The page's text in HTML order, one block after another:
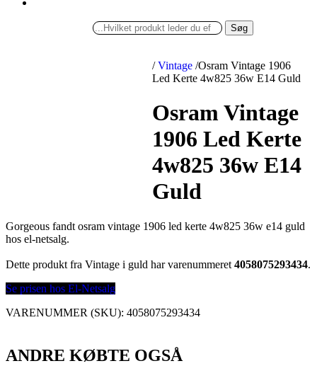
Søg
/ Vintage /Osram Vintage 1906
Led Kerte 4w825 36w E14 Guld
Osram Vintage
1906 Led Kerte
4w825 36w E14
Guld
Gorgeous fandt osram vintage 1906 led kerte 4w825 36w e14 guld
hos el-netsalg.
Dette produkt fra Vintage i guld har varenummeret 4058075293434.
Se prisen hos El-Netsalg
VARENUMMER (SKU): 4058075293434
ANDRE KØBTE OGSÅ